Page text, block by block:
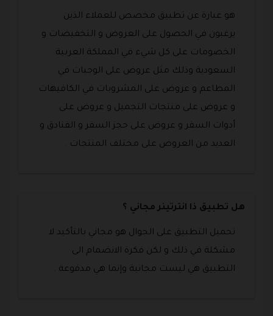
هو عبارة عن تطبيق مخصص للعملاء الذين
يرغبون في الحصول على العروض و التخفيضات و
الخصومات على كل شيء في المملكة العربية
السعودية وذلك مثل عروض على الوجبات في
المطاعم و عروض على المشروبات في الكافيهات
و عروض على منتجات التجميل و عروض على
أدوات السفر و عروض على حجز السفر و الفنادق و
العديد من العروض على مختلف المنتجات .
هل تطبيق ذا انترتينر مجاني ؟
تحميل التطبيق على الجوال هو مجاني بالتأكيد لا
مشكلة في ذلك و لكن فكرة الانضمام الى
التطبيق هي ليست مجانية وإنما هي مدفوعة .